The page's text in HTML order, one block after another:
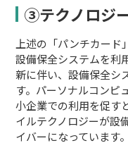
③テクノロジ
上述の「パンチカー
設備保全システムを利
新に伴い、設備保全シ
す。パーソナルコンピ
小企業での利用を促す
イルテクノロジーが設
イバーになっています。